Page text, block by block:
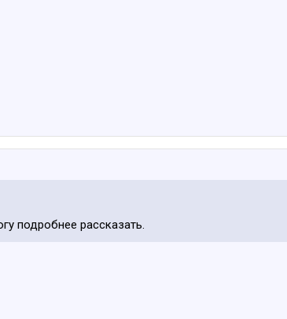
подробнее рассказать.